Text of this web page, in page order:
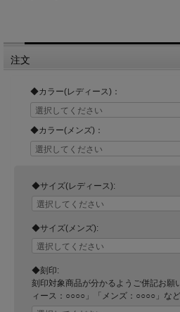
注文
◆カラー(レディース)：
◆カラー(メンズ)：
◆サイズ(レディース):
◆サイズ(メンズ):
◆刻印:
刻印対象商品が分かるようご併記お願
ィース：○○○○」「メンズ：○○○○」など